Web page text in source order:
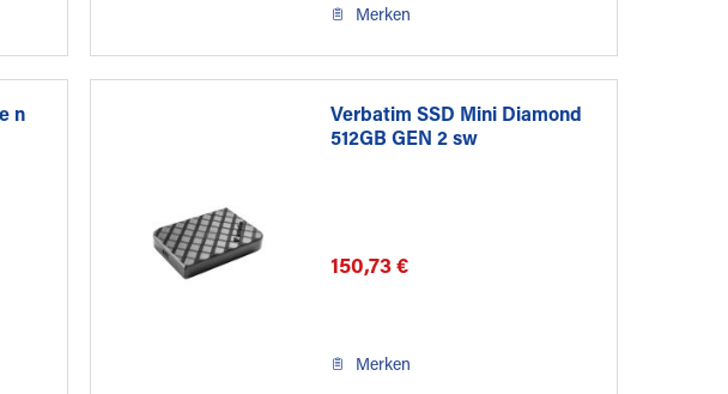
Merken
n
Verbatim SSD Mini Diamond
512GB GEN 2 sw
150,73 €
Merken